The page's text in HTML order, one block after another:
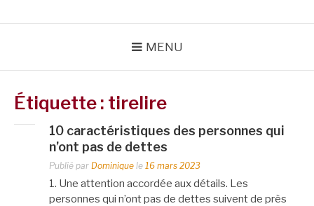
MENU
Étiquette : tirelire
10 caractéristiques des personnes qui
n’ont pas de dettes
Publié par Dominique le 16 mars 2023
1. Une attention accordée aux détails. Les
personnes qui n’ont pas de dettes suivent de près